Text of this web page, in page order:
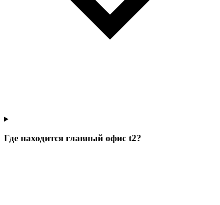
Где находится главный офис t2?